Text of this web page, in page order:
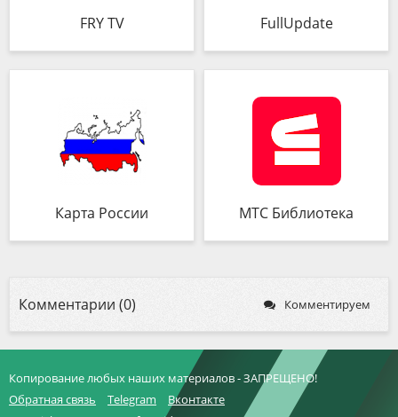
FRY TV FullUpdate
Карта России МТС Библиотека
Комментарии (0) Комментируем
Копирование любых наших материалов - ЗАПРЕЩЕНО!
Обратная связь
Telegram
Вконтакте